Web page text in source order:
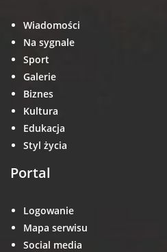
Wiadomości
Na sygnale
Sport
Galerie
Biznes
Kultura
Edukacja
Styl życia
Portal
Logowanie
Mapa serwisu
Social media